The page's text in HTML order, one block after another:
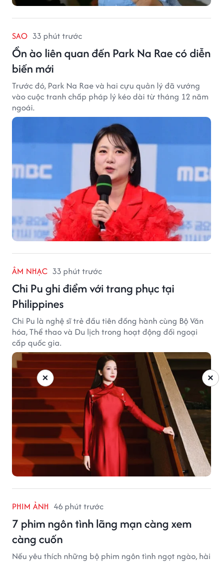
SAO 33 phút trước
Ồn ào liên quan đến Park Na Rae có diễn
biến mới
Trước đó, Park Na Rae và hai cựu quản lý đã vướng
vào cuộc tranh chấp pháp lý kéo dài từ tháng 12 năm
ngoái.
ÂM NHẠC 33 phút trước
Chi Pu ghi điểm với trang phục tại
Philippines
Chi Pu là nghệ sĩ trẻ đầu tiên đồng hành cùng Bộ Văn
hóa, Thể thao và Du lịch trong hoạt động đối ngoại
cấp quốc gia.
PHIM ẢNH 46 phút trước
7 phim ngôn tình lãng mạn càng xem
càng cuốn
Nếu yêu thích những bộ phim ngôn tình ngọt ngào, hài
×
×